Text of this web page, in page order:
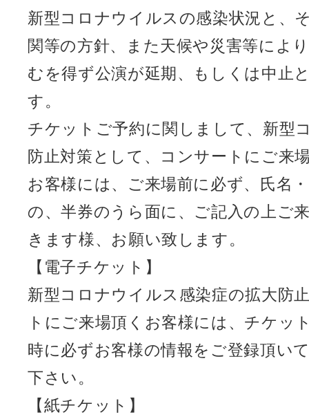
新型コロナウイルスの感染状況と、
関等の方針、また天候や災害等によ
むを得ず公演が延期、もしくは中止
す。
チケットご予約に関しまして、新型
防止対策として、コンサートにご来
お客様には、ご来場前に必ず、氏名
の、半券のうら面に、ご記入の上ご
きます様、お願い致します。
【電子チケット】
新型コロナウイルス感染症の拡大防
トにご来場頂くお客様には、チケッ
時に必ずお客様の情報をご登録頂い
下さい。
【紙チケット】